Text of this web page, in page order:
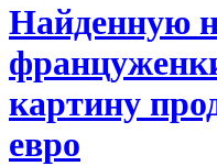
Найденную
картину
евро